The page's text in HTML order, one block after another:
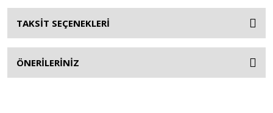
TAKSİT SEÇENEKLERİ
ÖNERİLERİNİZ